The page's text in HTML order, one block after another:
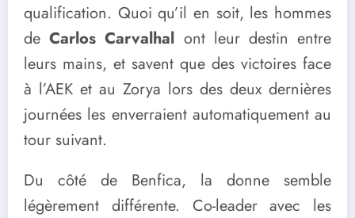
qualification. Quoi qu’il en soit, les hommes
deCarlos Carvalhal ont leur destin entre
leurs mains, et savent que des victoires face
à l’AEK et au Zorya lors des deux dernières
journées les enverraient automatiquement au
tour suivant.
Du côté de Benfica, la donne semble
légèrement différente. Co-leader avec les